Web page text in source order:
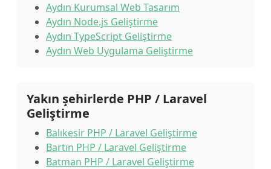
Aydın Kurumsal Web Tasarım
Aydın Node.js Geliştirme
Aydın TypeScript Geliştirme
Aydın Web Uygulama Geliştirme
Yakın şehirlerde PHP / Laravel
Geliştirme
Balıkesir PHP / Laravel Geliştirme
Bartın PHP / Laravel Geliştirme
Batman PHP / Laravel Geliştirme